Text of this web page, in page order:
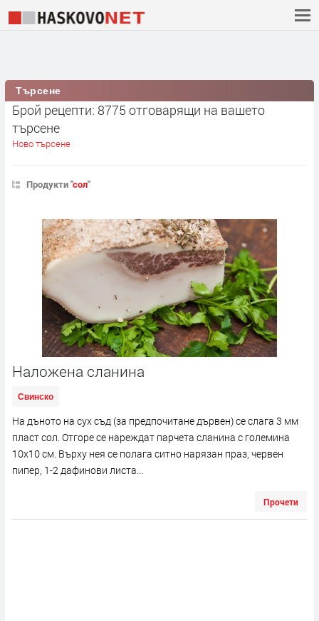
Търсене
Брой рецепти: 8775 отговарящи на вашето
търсене
Ново търсене
Продукти "сол"
Наложена сланина
Свинско
На дъното на сух съд (за предпочитане дървен) се слага 3 мм
пласт сол. Отгоре се нареждат парчета сланина с големина
10х10 см. Върху нея се полага ситно нарязан праз, червен
пипер, 1-2 дафинови листа...
Прочети